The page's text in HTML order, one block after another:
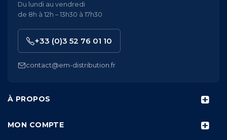
À PROPOS
MON COMPTE
Du lundi au vendredi
de 8h à 12h – 13h30 à 17h30
+33 (0)3 52 76 01 10
contact@em-distribution.fr